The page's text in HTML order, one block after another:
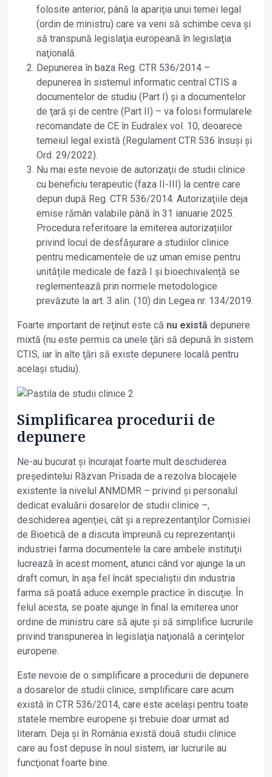
folosite anterior, până la apariţia unui temei legal
(ordin de ministru) care va veni să schimbe ceva şi
să transpună legislaţia europeană în legislaţia
naţională.
Depunerea în baza Reg. CTR 536/2014 –
depunerea în sistemul informatic central CTIS a
documentelor de studiu (Part I) şi a documentelor
de ţară şi de centre (Part II) – va folosi formularele
recomandate de CE în Eudralex vol. 10, deoarece
temeiul legal există (Regulament CTR 536 însuşi și
Ord. 29/2022).
Nu mai este nevoie de autorizaţii de studii clinice
cu beneficiu terapeutic (faza II-III) la centre care
depun după Reg. CTR 536/2014. Autorizaţiile deja
emise rămân valabile până în 31 ianuarie 2025.
Procedura referitoare la emiterea autorizațiilor
privind locul de desfășurare a studiilor clinice
pentru medicamentele de uz uman emise pentru
unitățile medicale de fază I și bioechivalență se
reglementează prin normele metodologice
prevăzute la art. 3 alin. (10) din Legea nr. 134/2019.
Foarte important de reţinut este că nu există depunere
mixtă (nu este permis ca unele ţări să depună în sistem
CTIS, iar în alte ţări să existe depunere locală pentru
acelaşi studiu).
Simplificarea procedurii de
depunere
Ne-au bucurat şi încurajat foarte mult deschiderea
preşedintelui Răzvan Prisada de a rezolva blocajele
existente la nivelul ANMDMR – privind și personalul
dedicat evaluării dosarelor de studii clinice –,
deschiderea agenţiei, cât şi a reprezentanţilor Comisiei
de Bioetică de a discuta împreună cu reprezentanţii
industriei farma documentele la care ambele instituţii
lucrează în acest moment, atunci când vor ajunge la un
draft comun, în aşa fel încât specialiştii din industria
farma să poată aduce exemple practice în discuţie. În
felul acesta, se poate ajunge în final la emiterea unor
ordine de ministru care să ajute şi să simplifice lucrurile
privind transpunerea în legislaţia naţională a cerinţelor
europene.
Este nevoie de o simplificare a procedurii de depunere
a dosarelor de studii clinice, simplificare care acum
există în CTR 536/2014, care este acelaşi pentru toate
statele membre europene și trebuie doar urmat ad
literam. Deja şi în România există două studii clinice
care au fost depuse în noul sistem, iar lucrurile au
funcţionat foarte bine.